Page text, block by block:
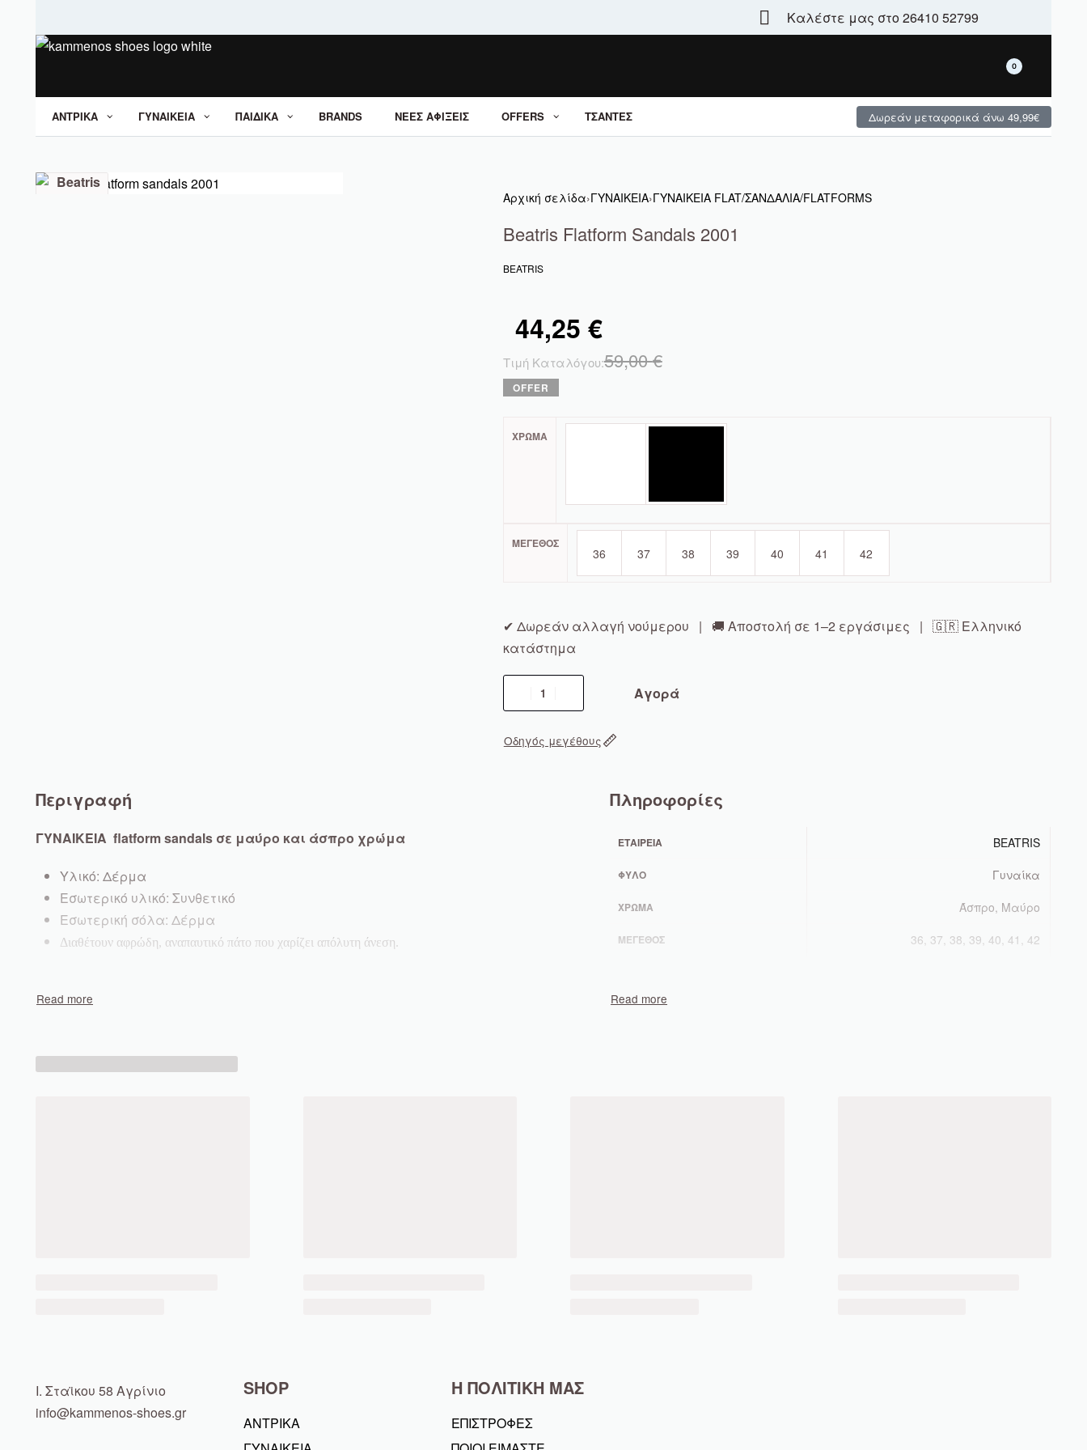
Τεράστια γκάμα - μεγάλες χειμερινές προσφορές
Καλέστε μας στο 26410 52799
0
ΑΝΤΡΙΚΑ ΓΥΝΑΙΚΕΙΑ ΠΑΙΔΙΚΑ BRANDS ΝΕΕΣ ΑΦΙΞΕΙΣ OFFERS ΤΣΑΝΤΕΣ Δωρεάν μεταφορικά άνω 49,99€
Αρχική σελίδα›ΓΥΝΑΙΚΕΙΑ›ΓΥΝΑΙΚΕΙΑ FLAT/ΣΑΝΔΑΛΙΑ/FLATFORMS
Beatris Flatform Sandals 2001
BEATRIS
59,00€
44,25 €
ΧΡΏΜΑ
ΜΈΓΕΘΟΣ
36 37 38 39 40 41 42
✔ Δωρεάν αλλαγή νούμερου | 🚚 Αποστολή σε 1–2 εργάσιμες | 🇬🇷 Ελληνικό
κατάστημα
Αγορά
Οδηγός μεγέθους
Περιγραφή
ΓΥΝΑΙΚΕΙΑ flatform sandals σε μαύρο και άσπρο χρώμα
Υλικό: Δέρμα
Εσωτερικό υλικό: Συνθετικό
Εσωτερική σόλα: Δέρμα
Διαθέτουν αφρώδη, αναπαυτικό πάτο που χαρίζει απόλυτη άνεση.
Πληροφορίες
ΕΤΑΙΡΕΊΑ BEATRIS
ΦΎΛΟ Γυναίκα
ΧΡΏΜΑ Άσπρο, Μαύρο
ΜΈΓΕΘΟΣ 36, 37, 38, 39, 40, 41, 42
Ι. Σταϊκου 58 Αγρίνιο
info@kammenos-shoes.gr
SHOP
ΑΝΤΡΙΚΑ
Η ΠΟΛΙΤΙΚΗ ΜΑΣ
ΕΠΙΣΤΡΟΦΕΣ